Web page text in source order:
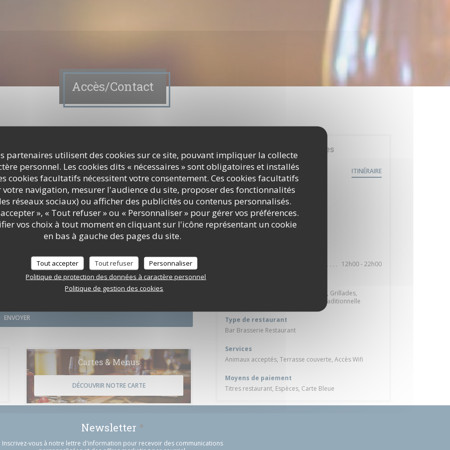
partenaires utilisent des cookies sur ce site, pouvant impliquer la collecte
personnel. Les cookies dits « nécessaires » sont obligatoires et installés
cookies facultatifs nécessitent votre consentement. Ces cookies facultatifs
votre navigation, mesurer l'audience du site, proposer des fonctionnalités
réseaux sociaux) ou afficher des publicités ou contenus personnalisés.
», « Tout refuser » ou « Personnaliser » pour gérer vos préférences.
vos choix à tout moment en cliquant sur l'icône représentant un cookie
en bas à gauche des pages du site.
Tout accepter Tout refuser
Personnaliser
Politique de protection des données à caractère personnel
Politique de gestion des cookies
Accès/Contact
ci-dessous !
consommateur peut user de son droit à s'inscrire sur la liste d'opposition au
sur le traitement de vos données, consultez notrepolitique de
Cartes & Menus
DÉCOUVRIR NOTRE CARTE
Infos pratiques
20 Boulevard Sainte Beuve
62200 Boulogne-sur-Mer ((ouvre une nouvelle fenêtre))
ITINÉRAIRE
Bus
Arrêt : Nausica
Parking
12h00 - 22h00
Grillades de viandes et de poissons, Grillades,
Poissons et fruits de mer, Cuisine Traditionnelle
Type de restaurant
Bar Brasserie Restaurant
Services
Animaux acceptés, Terrasse couverte, Accès Wifi
Moyens de paiement
Titres restaurant, Espèces, Carte Bleue
Newsletter *
Inscrivez-vous à notre lettre d'information pour recevoir des communications